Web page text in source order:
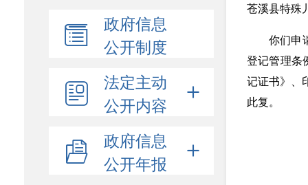
政府信息
公开制度
法定主动
公开内容
政府信息
公开年报
苍溪县特殊
你们申
登记管理条
记证书》、
此复。